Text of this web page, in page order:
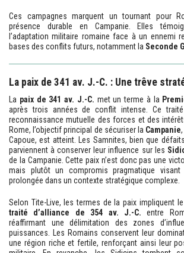
Ces campagnes marquent un tournant pour
présence durable en Campanie. Elles
l’adaptation militaire romaine face à un ennemi
bases des conflits futurs, notamment la Seconde
La paix de 341 av. J.-C. : Une trêve
La paix de 341 av. J.-C. met un terme à la
après trois années de conflit intense. Ce
reconnaissance mutuelle des forces et des
Rome, l’objectif principal de sécuriser la Campanie
Capoue, est atteint. Les Samnites, bien que
parviennent à conserver leur influence sur les
de la Campanie. Cette paix n’est donc pas une
mais plutôt un compromis pragmatique
prolongée dans un contexte stratégique complexe.
Selon Tite-Live, les termes de la paix impliquent le
traité d’alliance de 354 av. J.-C. entre
réaffirmant une délimitation des zones
puissances. Les Romains conservent leur
une région riche et fertile, renforçant ainsi leur